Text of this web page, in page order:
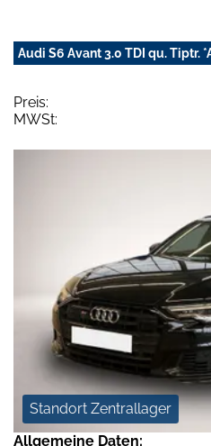
Audi S6 Avant 3.0 TDI qu. Tiptr.
Preis:
MWSt:
Standort Zentrallager
Allgemeine Daten: